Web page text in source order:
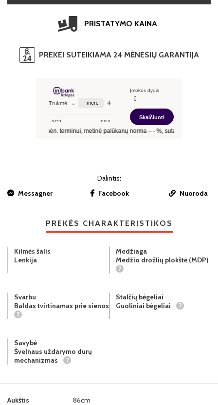
PRISTATYMO KAINA
PREKEI SUTEIKIAMA 24 MĖNESIŲ GARANTIJA
Dalintis:
Messagner
Facebook Nuoroda
PREKĖS CHARAKTERISTIKOS
Aukštis 86cm
Kilmės šalis
Lenkija
Medžiaga
Medžio drožlių plokštė (MDP)
?
Svarbu
Baldas tvirtinamas prie sienos
?
Stalčių bėgeliai
Guoliniai bėgeliai
?
Savybė
Švelnaus uždarymo durų
mechanizmas
?